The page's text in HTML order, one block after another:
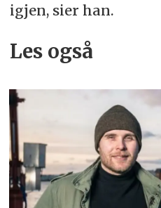
igjen, sier han.
Les også